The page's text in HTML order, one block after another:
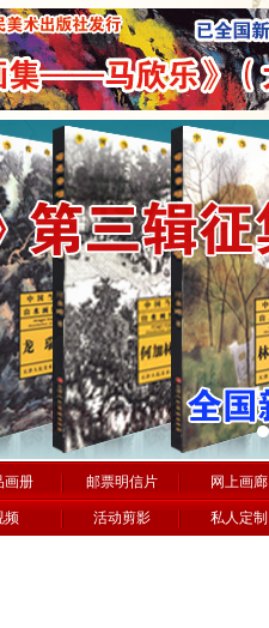
画册 邮票明信片 网上画廊
频 活动剪影 私人定制